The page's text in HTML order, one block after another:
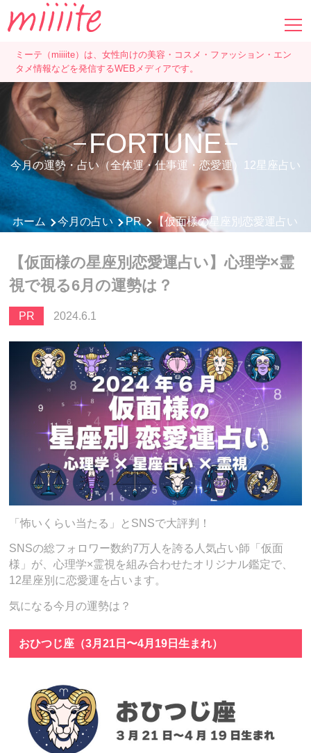
ミーテ（miiiite）は、女性向けの美容・コスメ・ファッション・エン
タメ情報などを発信するWEBメディアです。
FORTUNE
今月の運勢・占い（全体運・仕事運・恋愛運）12星座占い
ホーム 今月の占い PR 【仮面様の星座別恋愛運占い
【仮面様の星座別恋愛運占い】心理学×霊
視で視る6月の運勢は？
PR 2024.6.1
「怖いくらい当たる」とSNSで大評判！
SNSの総フォロワー数約7万人を誇る人気占い師「仮面
様」が、心理学×霊視を組み合わせたオリジナル鑑定で、
12星座別に恋愛運を占います。
気になる今月の運勢は？
おひつじ座（3月21日〜4月19日生まれ）